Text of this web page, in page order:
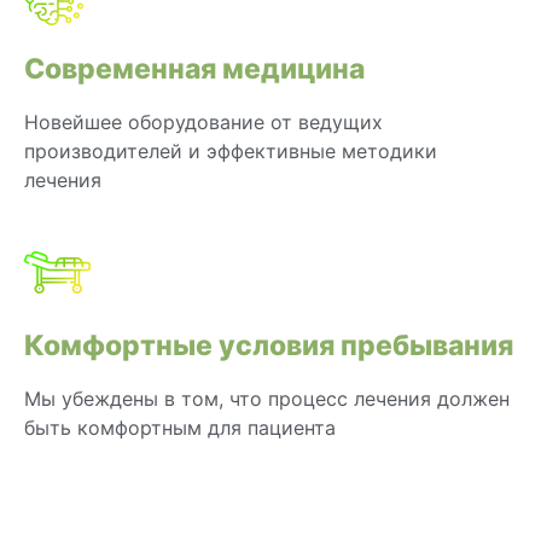
Современная медицина
Новейшее оборудование от ведущих
производителей и эффективные методики
лечения
Комфортные условия пребывания
Мы убеждены в том, что процесс лечения должен
быть комфортным для пациента